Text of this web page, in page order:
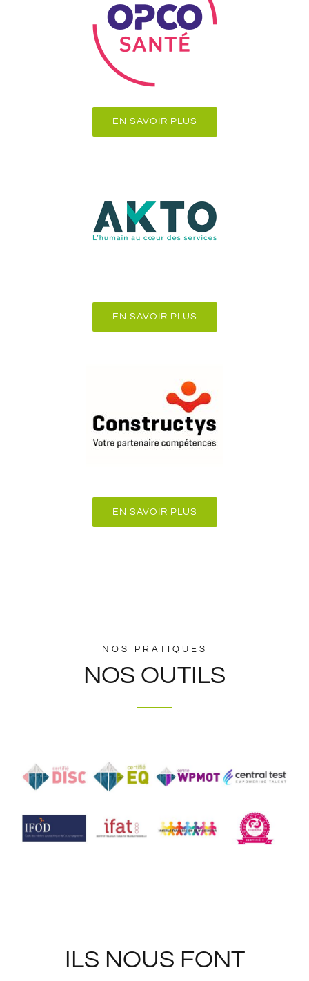
EN SAVOIR PLUS
EN SAVOIR PLUS
EN SAVOIR PLUS
NOS PRATIQUES
NOS OUTILS
ILS NOUS FONT